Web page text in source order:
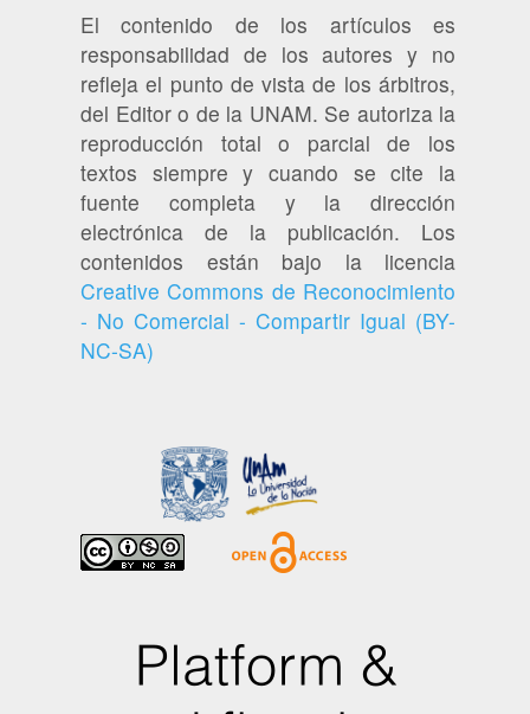
El contenido de los artículos es
responsabilidad de los autores y no
refleja el punto de vista de los árbitros,
del Editor o de la UNAM. Se autoriza la
reproducción total o parcial de los
textos siempre y cuando se cite la
fuente completa y la dirección
electrónica de la publicación. Los
contenidos están bajo la licencia
Creative Commons de Reconocimiento
- No Comercial - Compartir Igual (BY-
NC-SA)